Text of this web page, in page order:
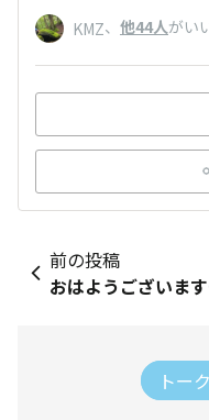
KMZ、 他44人がい
前の投稿
トー